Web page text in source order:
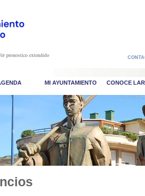
pronostico extendido
MI AYUNTAMIENTO CONOCE